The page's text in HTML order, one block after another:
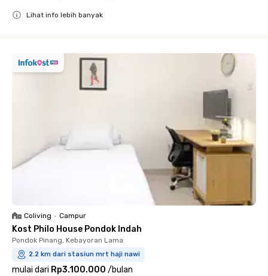
Lihat info lebih banyak
Coliving • Campur
Kost Philo House Pondok Indah
Pondok Pinang, Kebayoran Lama
2.2 km dari stasiun mrt haji nawi
mulai dari Rp3.100.000 /bulan